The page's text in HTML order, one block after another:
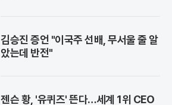
김승진 증언 "이국주 선배, 무서울 줄 알
았는데 반전"
젠슨 황, '유퀴즈' 뜬다…세계 1위 CEO